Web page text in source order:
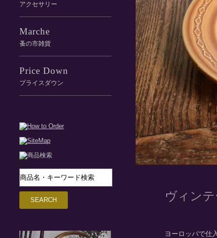
ヴィン
ヨーロッパで仕
アクセサリー
Marche
蚤の市雑貨
Price Down
プライスダウン